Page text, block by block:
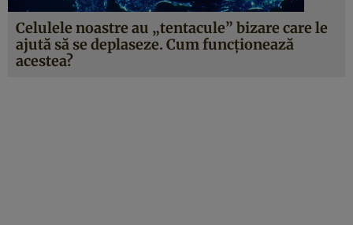
Celulele noastre au „tentacule” bizare care le
ajută să se deplaseze. Cum funcționează
acestea?